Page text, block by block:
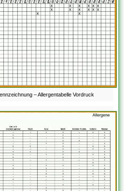
– Allergentabelle Vordruck